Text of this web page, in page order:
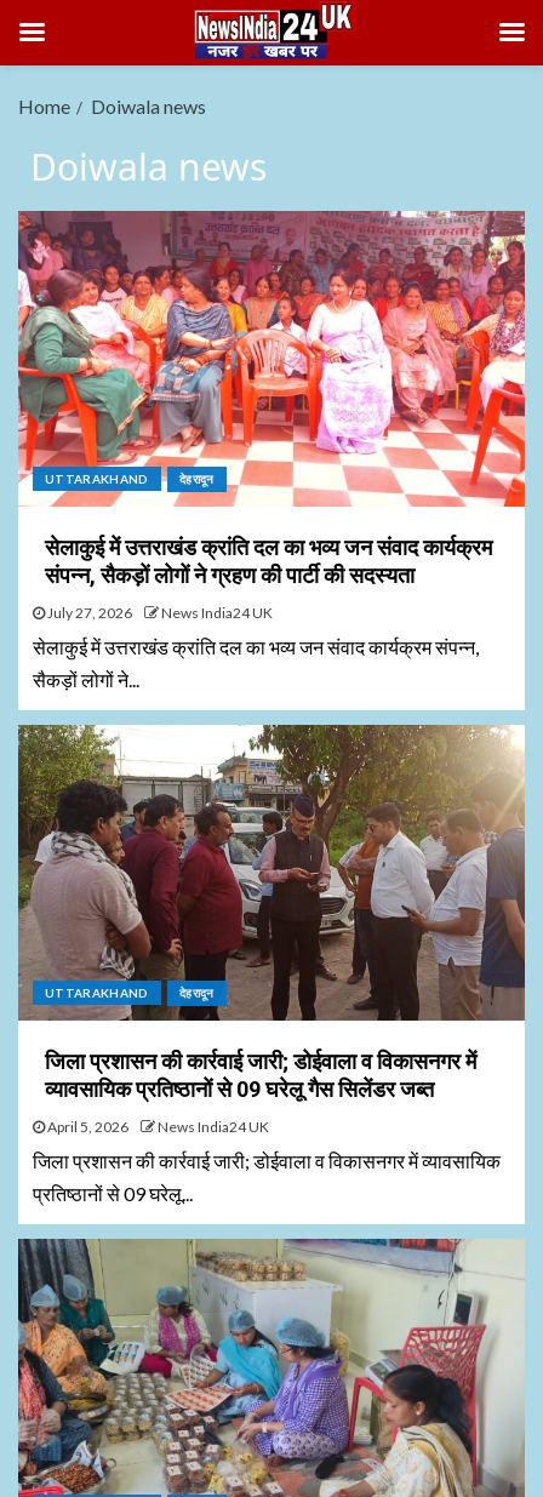
Home Doiwala news
Doiwala news
UTTARAKHAND देहरादून
सेलाकुई में उत्तराखंड क्रांति दल का भव्य जन संवाद कार्यक्रम
संपन्न, सैकड़ों लोगों ने ग्रहण की पार्टी की सदस्यता
July 27, 2026 News India24 UK
सेलाकुई में उत्तराखंड क्रांति दल का भव्य जन संवाद कार्यक्रम संपन्न,
सैकड़ों लोगों ने...
UTTARAKHAND देहरादून
जिला प्रशासन की कार्रवाई जारी; डोईवाला व विकासनगर में
व्यावसायिक प्रतिष्ठानों से 09 घरेलू गैस सिलेंडर जब्त
April 5, 2026 News India24 UK
जिला प्रशासन की कार्रवाई जारी; डोईवाला व विकासनगर में व्यावसायिक
प्रतिष्ठानों से 09 घरेलू...